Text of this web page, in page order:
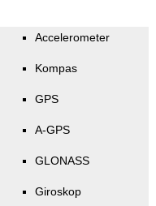
Accelerometer
Kompas
GPS
A-GPS
GLONASS
Giroskop